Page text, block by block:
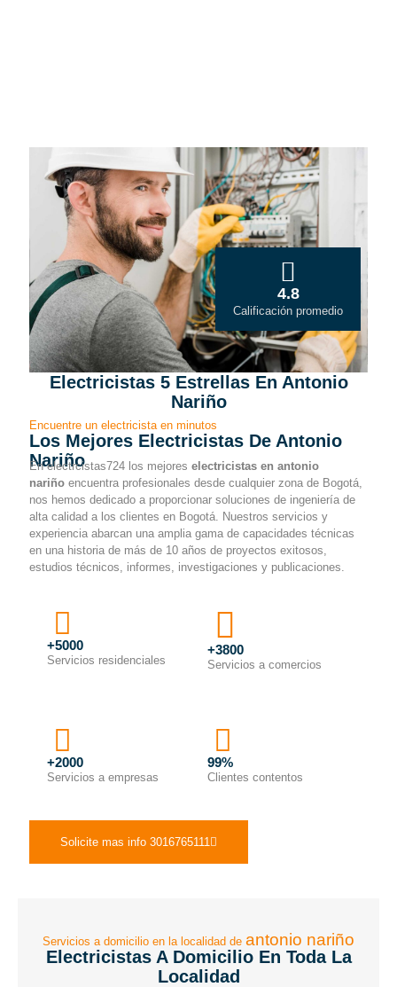
4.8
Calificación promedio
Electricistas 5 Estrellas En Antonio
Nariño
Encuentre un electricista en minutos
Los Mejores Electricistas De Antonio
Nariño
En electrcistas724 los mejoreselectricistas en antonio
nariño encuentra profesionales desde cualquier zona de Bogotá,
nos hemos dedicado a proporcionar soluciones de ingeniería de
alta calidad a los clientes en Bogotá. Nuestros servicios y
experiencia abarcan una amplia gama de capacidades técnicas
en una historia de más de 10 años de proyectos exitosos,
estudios técnicos, informes, investigaciones y publicaciones.
+5000
Servicios residenciales
+3800
Servicios a comercios
+2000
Servicios a empresas
99%
Clientes contentos
Solicite mas info 3016765111
Servicios a domicilio en la localidad de antonio nariño
Electricistas A Domicilio En Toda La
Localidad